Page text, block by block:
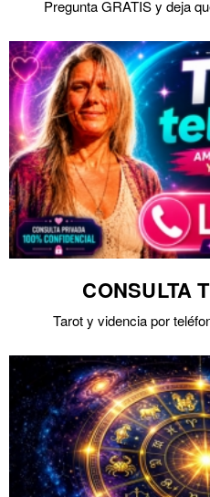
Pregunta GRATIS y deja
CONSULTA
Tarot y videncia por